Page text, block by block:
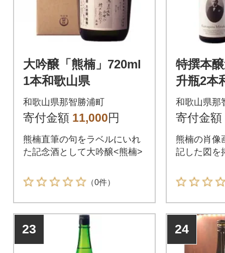
大吟醸「熊楠」720ml
1本和歌山県
和歌山県那智勝浦町
寄付金額 11,000円
熊楠直筆の句をラベルにいれ
た記念酒として大吟醸<熊楠>
（0件）
特撰本
升瓶2本
和歌山県那
寄付金額
熊楠の肖像
記した図を
23 24